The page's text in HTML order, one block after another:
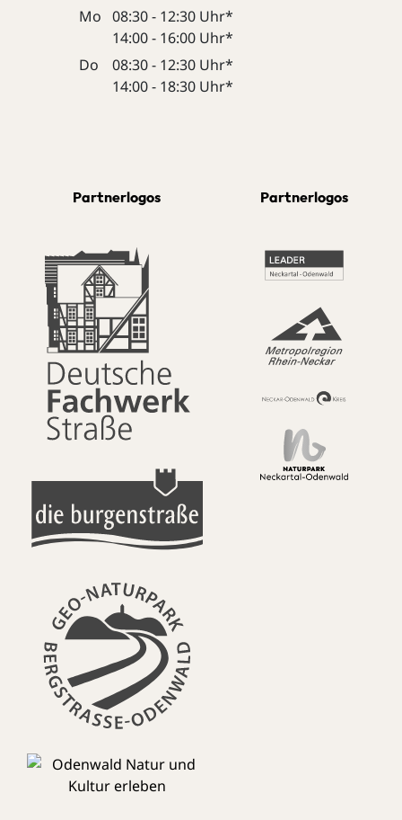
Mo 08:30 - 12:30 Uhr*
14:00 - 16:00 Uhr*
Do
08:30 - 12:30 Uhr*
14:00 - 18:30 Uhr*
Partnerlogos Partnerlogos